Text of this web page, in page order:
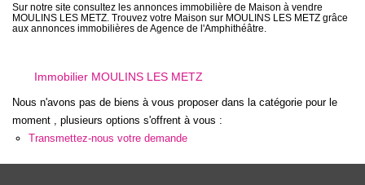
Qui Sommes-Nous
Nous Rejoindre
Nos Actualités
CONTACT
Sur notre site consultez les annonces immobilière de Maison à vendre
MOULINS LES METZ. Trouvez votre Maison sur MOULINS LES METZ grâce
aux annonces immobilières de Agence de l'Amphithéâtre.
Immobilier MOULINS LES METZ
Nous n'avons pas de biens à vous proposer dans la catégorie pour le
moment , plusieurs options s'offrent à vous :
Transmettez-nous votre demande